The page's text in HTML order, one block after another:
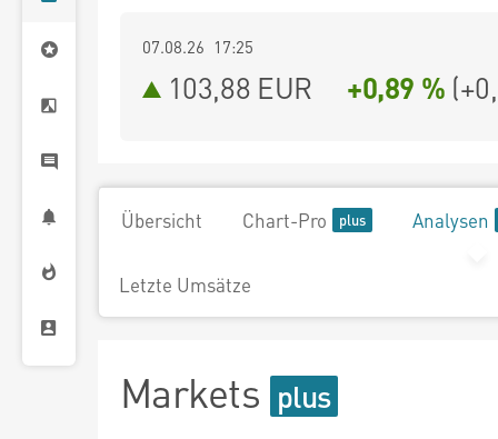
07.08.26 17:25
103,88 EUR +0,89 % (
Übersicht Chart-Pro Analysen
Letzte Umsätze
Markets